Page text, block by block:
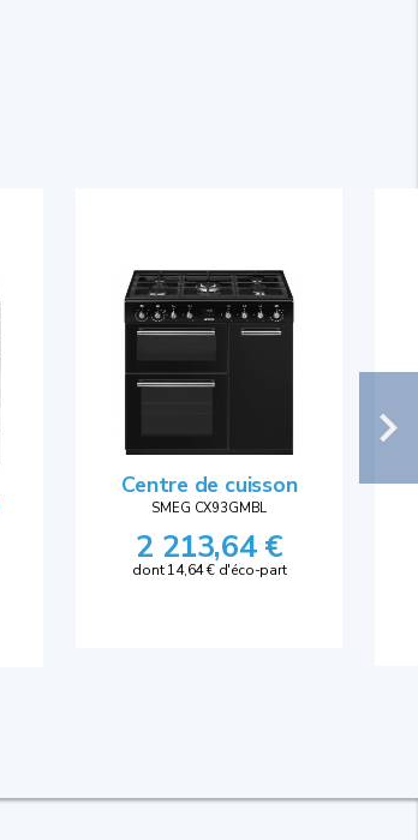
Centre de cuisson
SMEG CX93GMBL
2 213,64 €
dont 14,64 € d'éco-part